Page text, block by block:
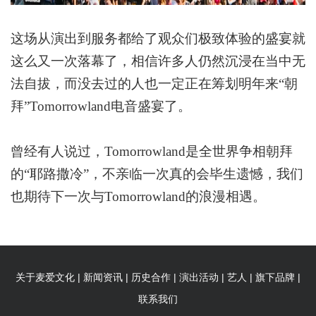
这场从演出到服务都给了观众们极致体验的盛宴就
这么又一次落幕了，相信许多人仍然沉浸在当中无
法自拔，而没去过的人也一定正在筹划明年来“朝
拜”Tomorrowland电音盛宴了。
曾经有人说过， Tomorrowland是全世界争相朝拜
的“耶路撒冷” ，不亲临一次真的会毕生遗憾， 我们
也期待下一次与Tomorrowland的浪漫相遇。
关于麦爱文化 | 新闻资讯 | 历史合作 | 演出活动 | 艺人 | 旗下品牌 |
联系我们